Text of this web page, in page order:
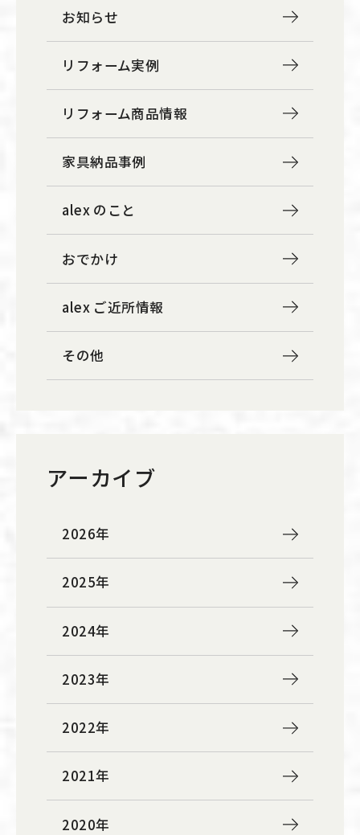
お知らせ
リフォーム実例
リフォーム商品情報
家具納品事例
alex のこと
おでかけ
alex ご近所情報
その他
アーカイブ
2026年
2025年
2024年
2023年
2022年
2021年
2020年